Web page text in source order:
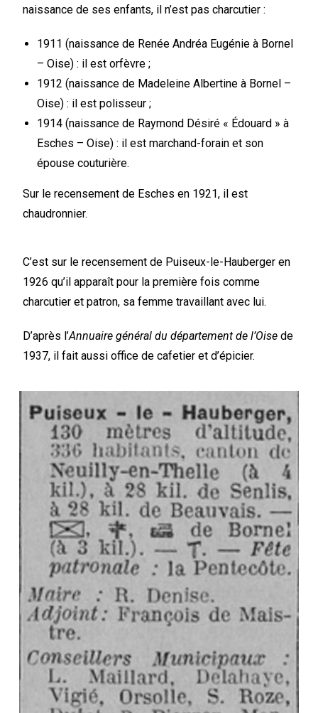
naissance de ses enfants, il n’est pas charcutier :
1911 (naissance de Renée Andréa Eugénie à Bornel
– Oise) : il est orfèvre ;
1912 (naissance de Madeleine Albertine à Bornel –
Oise) : il est polisseur ;
1914 (naissance de Raymond Désiré « Édouard » à
Esches – Oise) : il est marchand-forain et son
épouse couturière.
Sur le recensement de Esches en 1921, il est
chaudronnier.
C’est sur le recensement de Puiseux-le-Hauberger en
1926 qu’il apparaît pour la première fois comme
charcutier et patron, sa femme travaillant avec lui.
D’après l’Annuaire général du département de l’Oise de
1937, il fait aussi office de cafetier et d’épicier.